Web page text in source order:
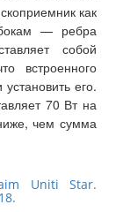
как
— ребра
собой
встроенного
его.
70 Вт на
чем сумма
Uniti Star.